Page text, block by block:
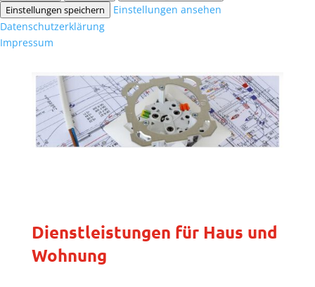
Einstellungen speichern
Einstellungen ansehen
Datenschutzerklärung
Impressum
Dienstleistungen für Haus und
Wohnung